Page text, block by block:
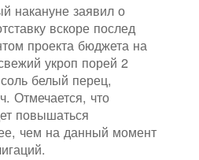
накануне заявил о
вскоре послед
проекта бюджета на
укроп порей 2
белый перец,
Отмечается, что
повышаться
чем на данный момент